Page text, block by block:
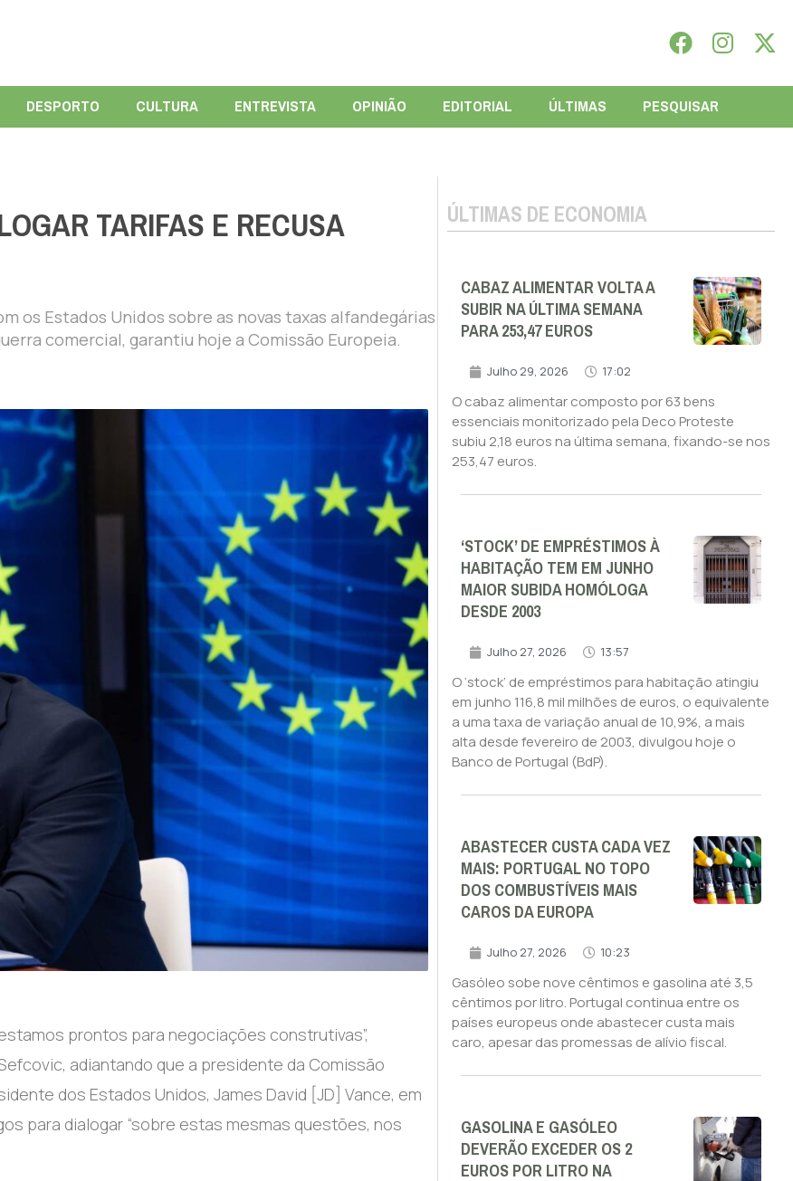
DESPORTO CULTURA ENTREVISTA OPINIÃO EDITORIAL ÚLTIMAS PESQUISAR
TARIFAS E RECUSA
os Estados Unidos sobre as novas taxas alfandegárias
comercial, garantiu hoje a Comissão Europeia.
prontos para negociações construtivas”,
adiantando que a presidente da Comissão
dos Estados Unidos, James David [JD] Vance, em
para dialogar “sobre estas mesmas questões, nos
ÚLTIMAS DE ECONOMIA
CABAZ ALIMENTAR VOLTA A
SUBIR NA ÚLTIMA SEMANA
PARA 253,47 EUROS
Julho 29, 2026 17:02
O cabaz alimentar composto por 63 bens
essenciais monitorizado pela Deco Proteste
subiu 2,18 euros na última semana, fixando-se nos
253,47 euros.
‘STOCK’ DE EMPRÉSTIMOS À
HABITAÇÃO TEM EM JUNHO
MAIOR SUBIDA HOMÓLOGA
DESDE 2003
Julho 27, 2026 13:57
O ‘stock’ de empréstimos para habitação atingiu
em junho 116,8 mil milhões de euros, o equivalente
a uma taxa de variação anual de 10,9%, a mais
alta desde fevereiro de 2003, divulgou hoje o
Banco de Portugal (BdP).
ABASTECER CUSTA CADA VEZ
MAIS: PORTUGAL NO TOPO
DOS COMBUSTÍVEIS MAIS
CAROS DA EUROPA
Julho 27, 2026 10:23
Gasóleo sobe nove cêntimos e gasolina até 3,5
cêntimos por litro. Portugal continua entre os
países europeus onde abastecer custa mais
caro, apesar das promessas de alívio fiscal.
GASOLINA E GASÓLEO
DEVERÃO EXCEDER OS 2
EUROS POR LITRO NA